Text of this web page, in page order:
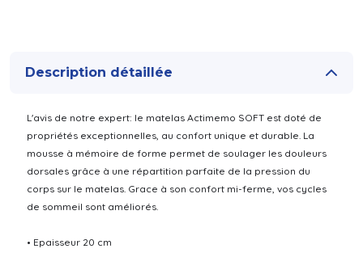
Description détaillée
L'avis de notre expert: le matelas Actimemo SOFT est doté de
propriétés exceptionnelles, au confort unique et durable. La
mousse à mémoire de forme permet de soulager les douleurs
dorsales grâce à une répartition parfaite de la pression du
corps sur le matelas. Grace à son confort mi-ferme, vos cycles
de sommeil sont améliorés.
• Epaisseur 20 cm